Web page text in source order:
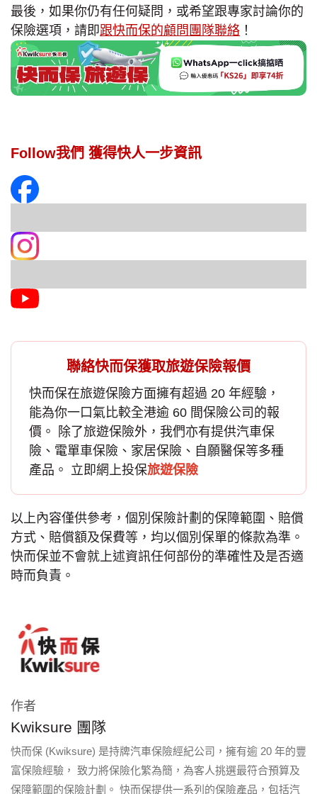
最後，如果你仍有任何疑問，或希望跟專家討論你的
保險選項，請即跟快而保的顧問團隊聯絡 ！
Follow我們 獲得快人一步資訊
聯絡快而保獲取旅遊保險報價
快而保在旅遊保險方面擁有超過 20 年經驗，
能為你一口氣比較全港逾 60 間保險公司的報
價。 除了旅遊保險外，我們亦有提供汽車保
險、電單車保險、家居保險、自願醫保等多種
產品。 立即網上投保旅遊保險
以上內容僅供參考，個別保險計劃的保障範圍、賠償
方式、賠償額及保費等，均以個別保單的條款為準。
快而保並不會就上述資訊任何部份的準確性及是否適
時而負責。
作者
Kwiksure 團隊
快而保 (Kwiksure) 是持牌汽車保險經紀公司，擁有逾 20 年的豐
富保險經驗， 致力將保險化繁為簡，為客人挑選最符合預算及
保障範圍的保險計劃。 快而保提供一系列的保險產品，包括汽